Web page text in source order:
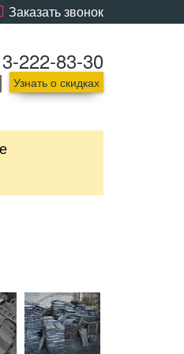
Заказать звонок
222-83-30
Узнать о скидках